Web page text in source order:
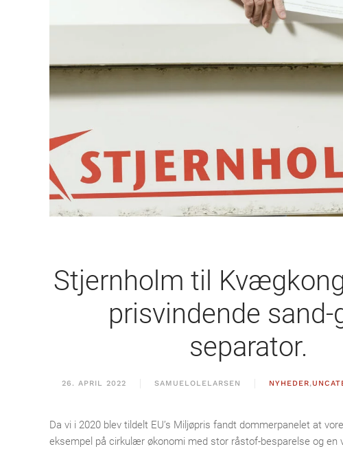
Stjernholm til
prisvindende sand-
separator.
26. APRIL 2022 SAMUELOLELARSEN NYHEDER,
Da vi i 2020 blev tildelt EU’s Miljøpris fandt dommerpanelet at
eksempel på cirkulær økonomi med stor råstof-besparelse og en